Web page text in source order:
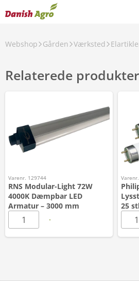
Webshop Gården Værksted
Relaterede produkter
Varenr. 129744
RNS Modular-Light 72W
4000K Dæmpbar LED
Armatur – 3000 mm
25